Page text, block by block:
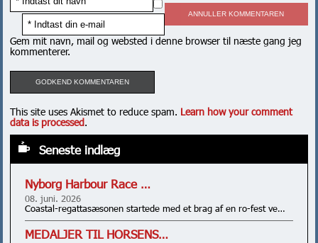
ANNULLER KOMMENTAREN
Gem mit navn, mail og websted i denne browser til næste gang jeg
kommenterer.
This site uses Akismet to reduce spam. Learn how your comment
data is processed.
Seneste indlæg
Nyborg Harbour Race …
08. juni. 2026
Coastal-regattasæsonen startede med et brag af en ro-fest ve…
MEDALJER TIL HORSENS…